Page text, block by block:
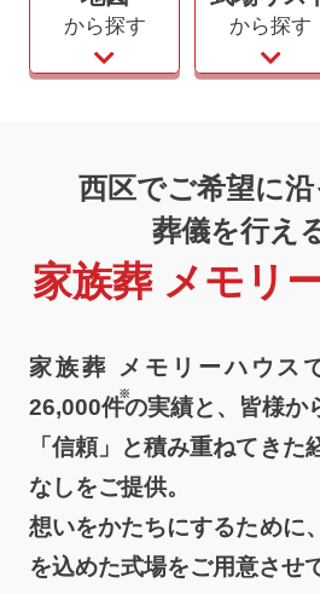
から探す から探す
西区でご希望に
葬儀を行え
家族葬 メモリ
家族葬 メモリーハウス
26,000件の実績と、皆様か
「信頼」と積み重ねてきた
なしをご提供。
想いをかたちにするために
を込めた式場をご用意させ